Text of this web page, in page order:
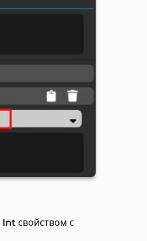
Int свойством с